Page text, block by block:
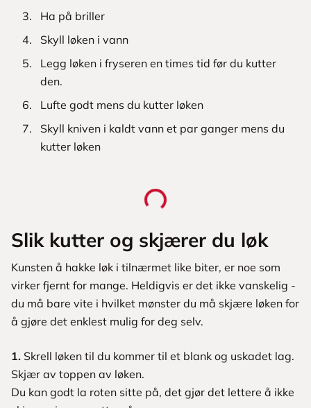
Ha på briller
Skyll løken i vann
Legg løken i fryseren en times tid før du kutter
den.
Lufte godt mens du kutter løken
Skyll kniven i kaldt vann et par ganger mens du
kutter løken
Slik kutter og skjærer du løk
Kunsten å hakke løk i tilnærmet like biter, er noe som
virker fjernt for mange. Heldigvis er det ikke vanskelig -
du må bare vite i hvilket mønster du må skjære løken for
å gjøre det enklest mulig for deg selv.
1. Skrell løken til du kommer til et blank og uskadet lag.
Skjær av toppen av løken.
Du kan godt la roten sitte på, det gjør det lettere å ikke